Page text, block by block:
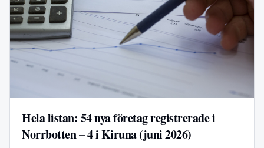
Hela listan: 54 nya företag registrerade i
Norrbotten – 4 i Kiruna (juni 2026)